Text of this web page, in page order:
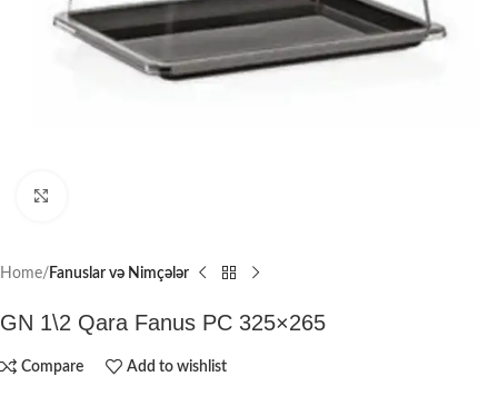
Home Fanuslar və Nimçələr
GN 1\2 Qara Fanus PC 325×265
Compare Add to wishlist